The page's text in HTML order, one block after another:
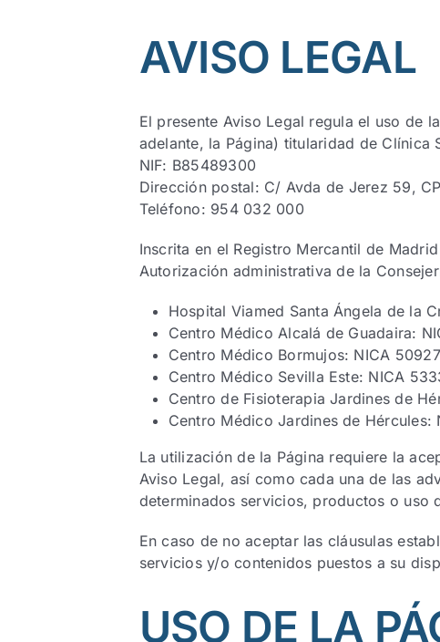
AVISO LEGAL
El presente Aviso Legal regula el uso de
adelante, la Página) titularidad de Clínica
NIF: B85489300
Dirección postal: C/ Avda de Jerez 59,
Teléfono: 954 032 000
Inscrita en el Registro Mercantil de
Autorización administrativa de la
Hospital Viamed Santa Ángela de la
Centro Médico Alcalá de Guadaira:
Centro Médico Bormujos: NICA 50927
Centro Médico Sevilla Este: NICA
Centro de Fisioterapia Jardines de
Centro Médico Jardines de Hércules:
La utilización de la Página requiere la
Aviso Legal, así como cada una de las
determinados servicios, productos o uso
En caso de no aceptar las cláusulas
servicios y/o contenidos puestos a su
USO DE LA